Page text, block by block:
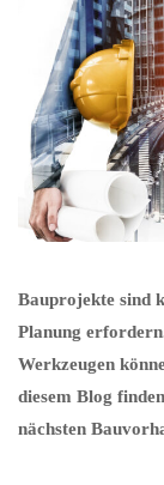
Bauprojekte sind
Planung
Werkzeugen
diesem Blog
nächsten